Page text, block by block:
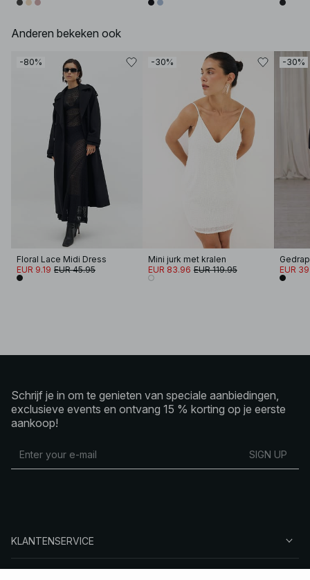
Anderen bekeken ook
-80%
Floral Lace Midi Dress
EUR 9.19 EUR 45.95
-30%
Mini jurk met kralen
EUR 83.96 EUR 119.95
-30%
EUR
Schrijf je in om te genieten van speciale aanbiedingen,
exclusieve events en ontvang 15 % korting op je eerste
aankoop!
SIGN UP
KLANTENSERVICE